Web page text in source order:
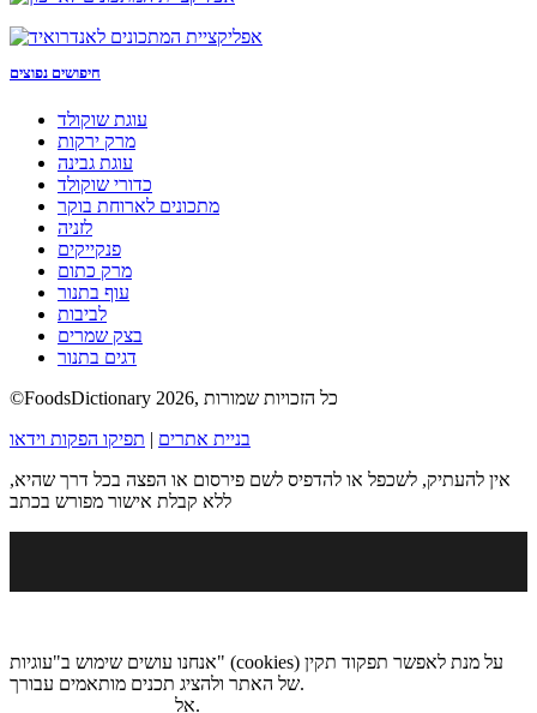
חיפושים נפוצים
עוגת שוקולד
מרק ירקות
עוגת גבינה
כדורי שוקולד
מתכונים לארוחת בוקר
לזניה
פנקייקים
מרק כתום
עוף בתנור
לביבות
בצק שמרים
דגים בתנור
©FoodsDictionary 2026, כל הזכויות שמורות
בניית אתרים | תפיקו הפקות וידאו
אין להעתיק, לשכפל או להדפיס לשם פירסום או הפצה בכל דרך שהיא,
ללא קבלת אישור מפורש בכתב
אנחנו עושים שימוש ב"עוגיות" (cookies) על מנת לאפשר תפקוד תקין
של האתר ולהציג תכנים מותאמים עבורך.
אל.